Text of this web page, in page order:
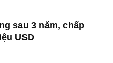
sau 3 năm, chấp
USD